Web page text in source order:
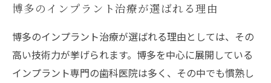
博多のインプラント治療が選ばれる理由
博多のインプラント治療が選ばれる理由としては、その
高い技術力が挙げられます。博多を中心に展開している
インプラント専門の歯科医院は多く、その中でも慣熟し